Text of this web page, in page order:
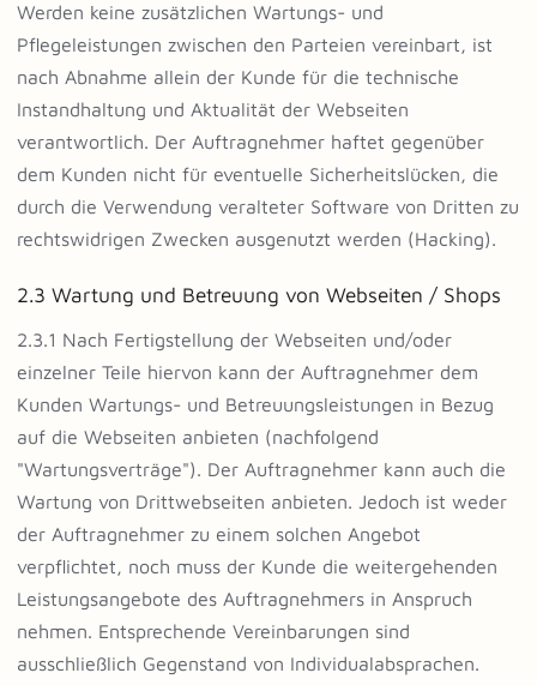
Werden keine zusätzlichen Wartungs- und
Pflegeleistungen zwischen den Parteien vereinbart, ist
nach Abnahme allein der Kunde für die technische
Instandhaltung und Aktualität der Webseiten
verantwortlich. Der Auftragnehmer haftet gegenüber
dem Kunden nicht für eventuelle Sicherheitslücken, die
durch die Verwendung veralteter Software von Dritten zu
rechtswidrigen Zwecken ausgenutzt werden (Hacking).
2.3 Wartung und Betreuung von Webseiten / Shops
2.3.1 Nach Fertigstellung der Webseiten und/oder
einzelner Teile hiervon kann der Auftragnehmer dem
Kunden Wartungs- und Betreuungsleistungen in Bezug
auf die Webseiten anbieten (nachfolgend
"Wartungsverträge"). Der Auftragnehmer kann auch die
Wartung von Drittwebseiten anbieten. Jedoch ist weder
der Auftragnehmer zu einem solchen Angebot
verpflichtet, noch muss der Kunde die weitergehenden
Leistungsangebote des Auftragnehmers in Anspruch
nehmen. Entsprechende Vereinbarungen sind
ausschließlich Gegenstand von Individualabsprachen.